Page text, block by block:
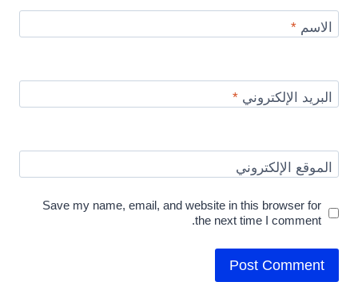
الاسم*
البريد الإلكتروني*
الموقع الإلكتروني
Save my name, email, and website in this browser for
the next time I comment.